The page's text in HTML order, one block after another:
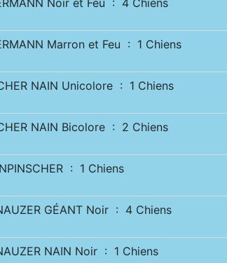
Noir et Feu : 4 Chiens
Marron et Feu : 1 Chiens
NAIN Unicolore : 1 Chiens
NAIN Bicolore : 2 Chiens
: 1 Chiens
GÉANT Noir : 4 Chiens
NAIN Noir : 1 Chiens